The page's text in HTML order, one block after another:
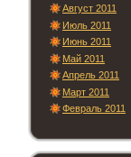
Август 2011
Июль 2011
Июнь 2011
Май 2011
Апрель 2011
Март 2011
Февраль 2011